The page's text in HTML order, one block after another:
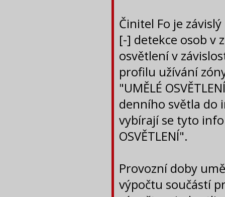
Činitel Fo je
[-] detekce osob v
osvětlení v
profilu užívání
"UMĚLÉ
denního světla do
vybírají se tyto
OSVĚTLENÍ".
Provozní doby
výpočtu součástí